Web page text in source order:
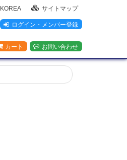
KOREA サイトマップ
ログイン・メンバー登録
カート お問い合わせ